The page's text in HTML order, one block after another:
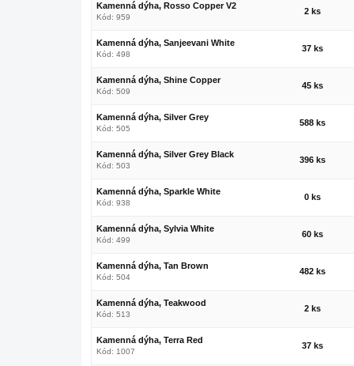
Kamenná dýha, Rosso Copper V2
Kód: 959
2 ks
Kamenná dýha, Sanjeevani White
Kód: 498
37 ks
Kamenná dýha, Shine Copper
Kód: 509
45 ks
Kamenná dýha, Silver Grey
Kód: 505
588 ks
Kamenná dýha, Silver Grey Black
Kód: 503
396 ks
Kamenná dýha, Sparkle White
Kód: 938
0 ks
Kamenná dýha, Sylvia White
Kód: 499
60 ks
Kamenná dýha, Tan Brown
Kód: 504
482 ks
Kamenná dýha, Teakwood
Kód: 513
2 ks
Kamenná dýha, Terra Red
Kód: 1007
37 ks